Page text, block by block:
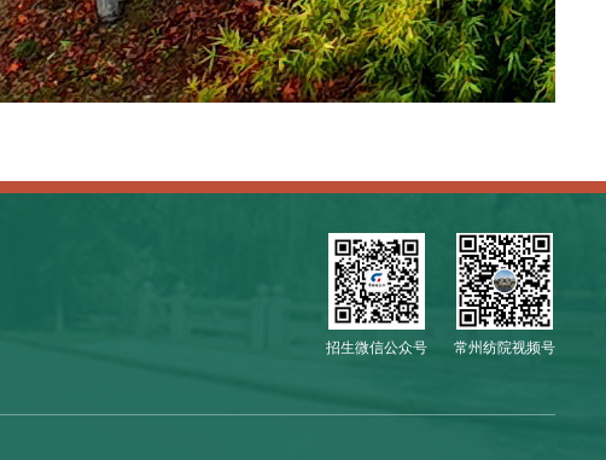
常州纺院视频号
招生微信公众号